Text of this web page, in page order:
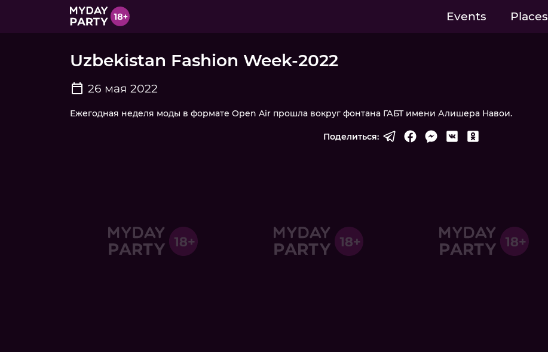
Events Places
Uzbekistan Fashion Week-2022
26 мая 2022
Ежегодная неделя моды в формате Open Air прошла вокруг фонтана ГАБТ имени Алишера Навои.
Поделиться: